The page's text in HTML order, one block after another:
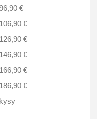
96,90 €
106,90 €
126,90 €
146,90 €
166,90 €
186,90 €
kysy